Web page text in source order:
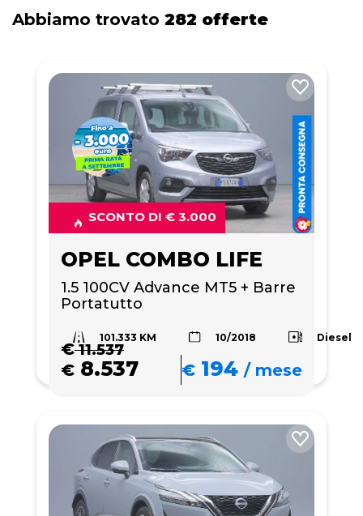
Abbiamo trovato 282 offerte
SCONTO DI € 3.000
OPEL COMBO LIFE
1.5 100CV Advance MT5 + Barre
Portatutto
101.333 KM 10/2018 Diesel
€11.537
€ 8.537 € 194 /mese